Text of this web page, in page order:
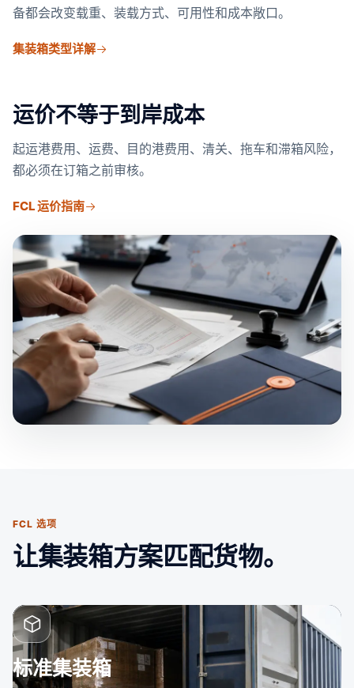
备都会改变载重、装载方式、可用性和成本敞口。
集装箱类型详解
运价不等于到岸成本
起运港费用、运费、目的港费用、清关、拖车和滞箱风险，
都必须在订箱之前审核。
FCL 运价指南
FCL 选项
让集装箱方案匹配货物。
标准集装箱